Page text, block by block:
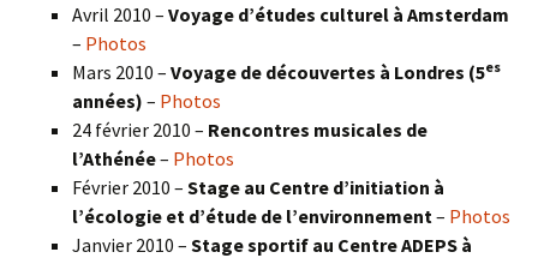
Avril 2010 – Voyage d’études culturel à Amsterdam
– Photos
Mars 2010 – Voyage de découvertes à Londres (5es
années) – Photos
24 février 2010 – Rencontres musicales de
l’Athénée– Photos
Février 2010 – Stage au Centre d’initiation à
l’écologie et d’étude de l’environnement – Photos
Janvier 2010 – Stage sportif au Centre ADEPS à